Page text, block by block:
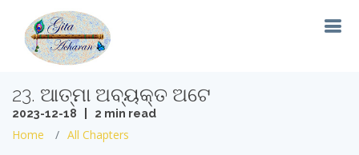
23. ଆତ୍ମା ଅବ୍ୟକ୍ତ ଅଟେ
2023-12-18 | 2 min read
Home All Chapters